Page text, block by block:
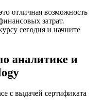
отличная возможность
затрат.​
сегодня и начните
аналитике и